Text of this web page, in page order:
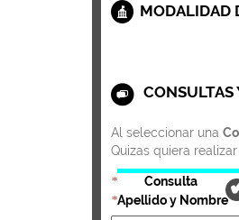
MODALIDAD
CONSULTAS
Al seleccionar una
Quizas quiera
* Consulta
*Apellido y Nombre